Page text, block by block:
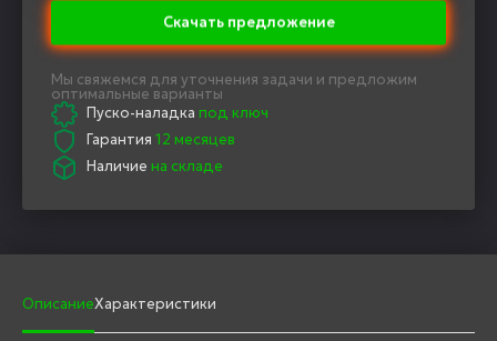
Скачать предложение
Мы свяжемся для уточнения задачи и предложим
оптимальные варианты
Пуско-наладка под ключ
Гарантия 12 месяцев
Наличие на складе
ОписаниеХарактеристики